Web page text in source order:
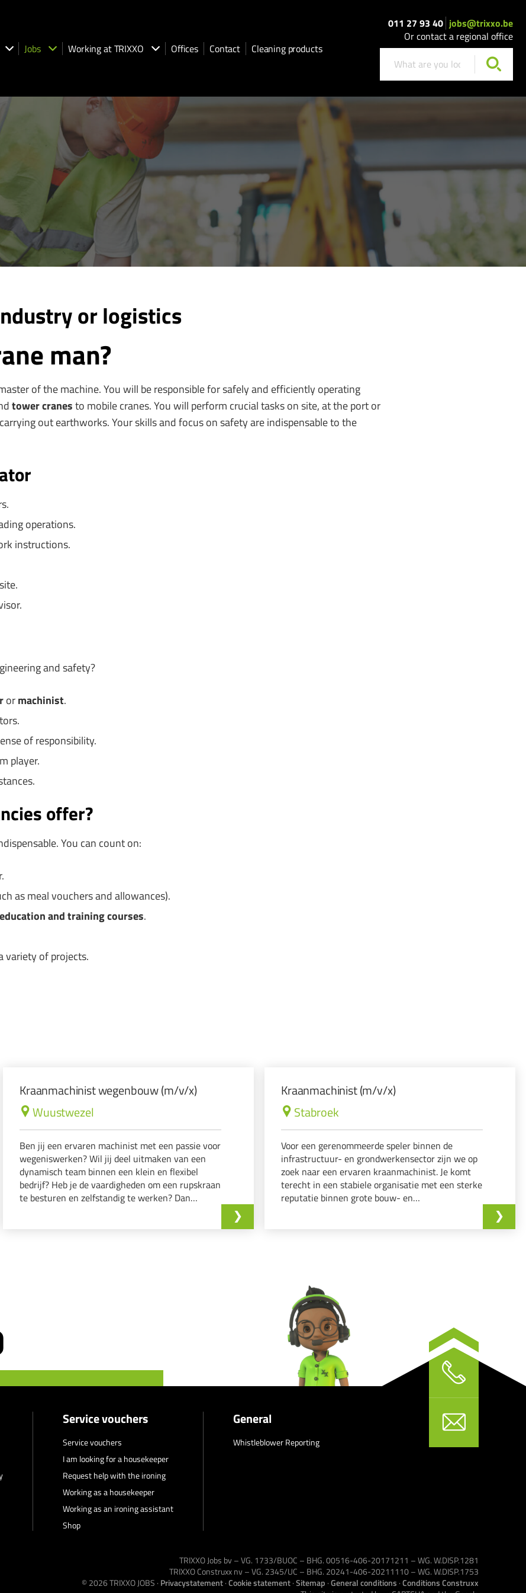
Jobs Working at TRIXXO Offices Contact Cleaning products
011 27 93 40 jobs@trixxo.be
Or contact a regional office
or logistics
man?
of the machine. You will be responsible for safely and efficiently operating
tower cranesto mobile cranes. You will perform crucial tasks on site, at the port or
out earthworks. Your skills and focus on safety are indispensable to the
operations.
instructions.
and safety?
ormachinist.
of responsibility.
player.
offer?
You can count on:
as meal vouchers and allowances).
education and training courses.
variety of projects.
Kraanmachinist wegenbouw (m/v/x)
Wuustwezel
Ben jij een ervaren machinist met een passie voor
wegeniswerken? Wil jij deel uitmaken van een
dynamisch team binnen een klein en flexibel
bedrijf? Heb je de vaardigheden om een rupskraan
te besturen en zelfstandig te werken? Dan
Kraanmachinist (m/v/x)
Stabroek
Voor een gerenommeerde speler binnen de
infrastructuur- en grondwerkensector zijn we op
zoek naar een ervaren kraanmachinist. Je komt
terecht in een stabiele organisatie met een sterke
reputatie binnen grote bouw- en
Service vouchers
Service vouchers
I am looking for a housekeeper
Request help with the ironing
Working as a housekeeper
Working as an ironing assistant
Shop
General
Whistleblower Reporting
TRIXXO Jobs bv – VG. 1733/BUOC – BHG. 00516-406-20171211 – WG. W.DISP.1281
TRIXXO Construxx nv – VG. 2345/UC – BHG. 20241-406-20211110 – WG. W.DISP.1753
© 2026TRIXXO JOBS · Privacystatement·Cookie statement·Sitemap ·General conditions ·Conditions Construxx